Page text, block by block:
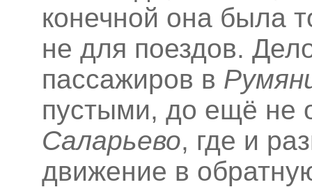
конечной она была
не для поездов.
пассажиров в
пустыми, до ещё не
Саларьево, где и
движение в